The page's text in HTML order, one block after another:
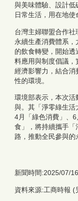
與美味體驗、設計
日常生活，用在地使
台灣主婦聯盟合作
永續生產消費體系
的飲食轉變，開始
料應用與制度倡議
經濟影響力，結合
性的環境。
環境部表示，本次活
與。其「淨零綠生
4月「綠色消費」、
食」，將持續攜手
路，推動全民參與的
新聞時間:2025/07/16
資料來源:工商時報 (